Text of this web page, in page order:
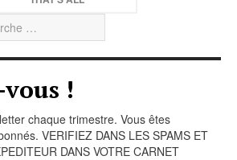
!
chaque trimestre. Vous êtes
VERIFIEZ DANS LES SPAMS ET
DANS VOTRE CARNET